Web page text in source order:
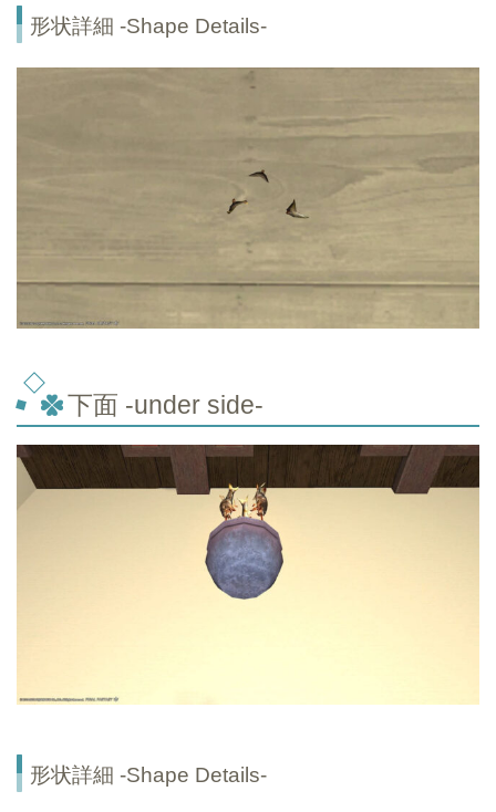
形状詳細 -Shape Details-
下面 -under side-
形状詳細 -Shape Details-